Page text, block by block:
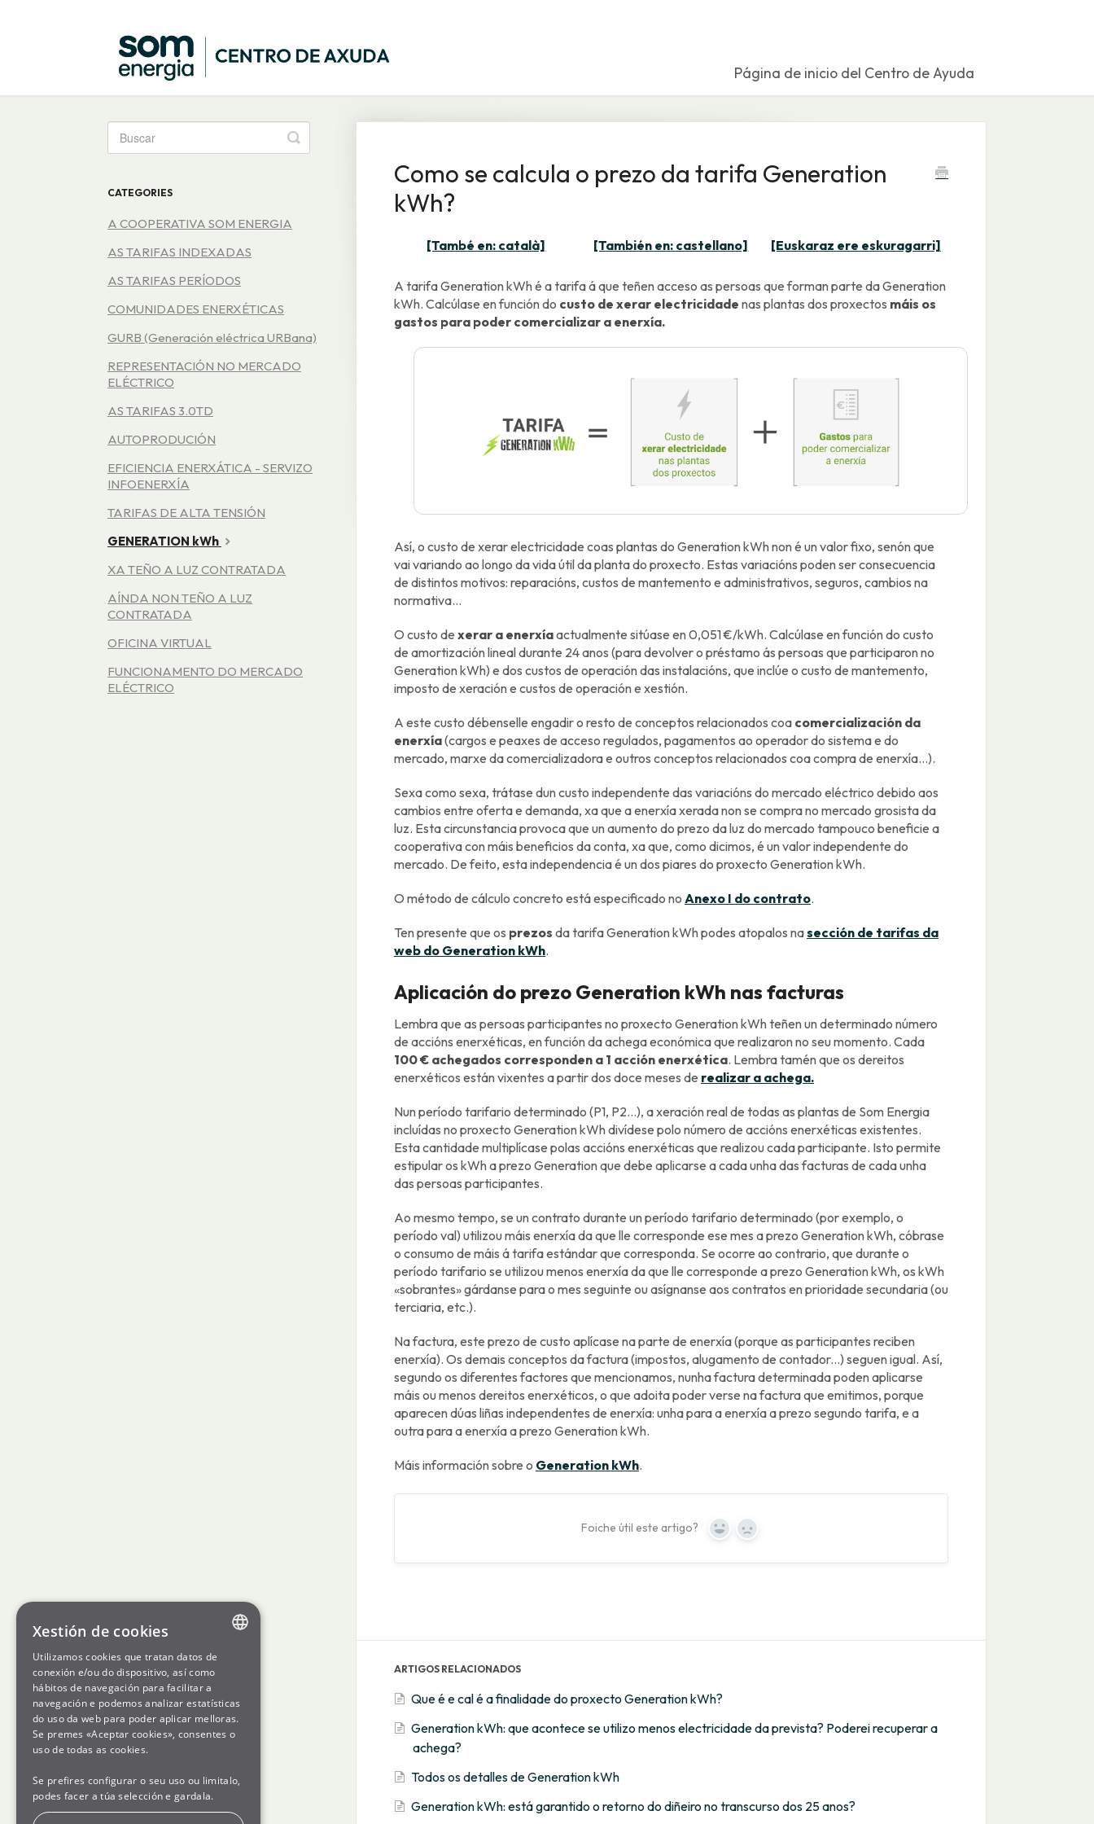
Página de inicio del Centro de Ayuda
Como se calcula o prezo da tarifa Generation
kWh?
[També en: català] [También en: castellano] [Euskaraz ere eskuragarri]
A tarifa Generation kWh é a tarifa á que teñen acceso as persoas que forman parte da Generation
kWh. Calcúlase en función do custo de xerar electricidade nas plantas dos proxectos máis os
gastos para poder comercializar a enerxía.
Así, o custo de xerar electricidade coas plantas do Generation kWh non é un valor fixo, senón que
vai variando ao longo da vida útil da planta do proxecto. Estas variacións poden ser consecuencia
de distintos motivos: reparacións, custos de mantemento e administrativos, seguros, cambios na
normativa…
O custo de xerar a enerxíaactualmente sitúase en 0,051 €/kWh. Calcúlase en función do custo
de amortización lineal durante 24 anos (para devolver o préstamo ás persoas que participaron no
Generation kWh) e dos custos de operación das instalacións, que inclúe o custo de mantemento,
imposto de xeración e custos de operación e xestión.
A este custo débenselle engadir o resto de conceptos relacionados coa comercialización da
enerxía(cargos e peaxes de acceso regulados, pagamentos ao operador do sistema e do
mercado, marxe da comercializadora e outros conceptos relacionados coa compra de enerxía...).
Sexa como sexa, trátase dun custo independente das variacións do mercado eléctrico debido aos
cambios entre oferta e demanda, xa que a enerxía xerada non se compra no mercado grosista da
luz. Esta circunstancia provoca que un aumento do prezo da luz do mercado tampouco beneficie a
cooperativa con máis beneficios da conta, xa que, como dicimos, é un valor independente do
mercado. De feito, esta independencia é un dos piares do proxecto Generation kWh.
O método de cálculo concreto está especificado no Anexo I do contrato.
Ten presente que os prezos da tarifa Generation kWh podes atopalos nasección de tarifas da
web do Generation kWh.
Aplicación do prezo Generation kWh nas facturas
Lembra que as persoas participantes no proxecto Generation kWh teñen un determinado número
de accións enerxéticas, en función da achega económica que realizaron no seu momento. Cada
100 € achegados corresponden a 1 acción enerxética. Lembra tamén que os dereitos
enerxéticos están vixentes a partir dos doce meses de realizar a achega.
Nun período tarifario determinado (P1, P2...), a xeración real de todas as plantas de Som Energia
incluídas no proxecto Generation kWh divídese polo número de accións enerxéticas existentes.
Esta cantidade multiplícase polas accións enerxéticas que realizou cada participante. Isto permite
estipular os kWh a prezo Generation que debe aplicarse a cada unha das facturas de cada unha
das persoas participantes.
Ao mesmo tempo, se un contrato durante un período tarifario determinado (por exemplo, o
período val) utilizou máis enerxía da que lle corresponde ese mes a prezo Generation kWh, cóbrase
o consumo de máis á tarifa estándar que corresponda. Se ocorre ao contrario, que durante o
período tarifario se utilizou menos enerxía da que lle corresponde a prezo Generation kWh, os kWh
«sobrantes» gárdanse para o mes seguinte ou asígnanse aos contratos en prioridade secundaria (ou
terciaria, etc.).
Na factura, este prezo de custo aplícase na parte de enerxía (porque as participantes reciben
enerxía). Os demais conceptos da factura (impostos, alugamento de contador...) seguen igual. Así,
segundo os diferentes factores que mencionamos, nunha factura determinada poden aplicarse
máis ou menos dereitos enerxéticos, o que adoita poder verse na factura que emitimos, porque
aparecen dúas liñas independentes de enerxía: unha para a enerxía a prezo segundo tarifa, e a
outra para a enerxía a prezo Generation kWh.
Máis información sobre o Generation kWh.
Foiche útil este artigo? Yes No
ARTIGOS RELACIONADOS
Que é e cal é a finalidade do proxecto Generation kWh?
Generation kWh: que acontece se utilizo menos electricidade da prevista? Poderei recuperar a
achega?
Todos os detalles de Generation kWh
Generation kWh: está garantido o retorno do diñeiro no transcurso dos 25 anos?
Toggle
Search
CATEGORIES
A COOPERATIVA SOM ENERGIA
AS TARIFAS INDEXADAS
AS TARIFAS PERÍODOS
COMUNIDADES ENERXÉTICAS
GURB (Generación eléctrica URBana)
REPRESENTACIÓN NO MERCADO
ELÉCTRICO
AS TARIFAS 3.0TD
AUTOPRODUCIÓN
EFICIENCIA ENERXÁTICA - SERVIZO
INFOENERXÍA
TARIFAS DE ALTA TENSIÓN
GENERATION kWh
XA TEÑO A LUZ CONTRATADA
AÍNDA NON TEÑO A LUZ
CONTRATADA
OFICINA VIRTUAL
FUNCIONAMENTO DO MERCADO
ELÉCTRICO
ENGLISH
SPANISH
GL
Xestión de cookies
Utilizamos cookies que tratan datos de
conexión e/ou do dispositivo, así como
hábitos de navegación para facilitar a
navegación e podemos analizar estatísticas
do uso da web para poder aplicar melloras.
Se premes «Aceptar cookies», consentes o
uso de todas as cookies.
Se prefires configurar o seu uso ou limitalo,
podes facer a túa selección e gardala.